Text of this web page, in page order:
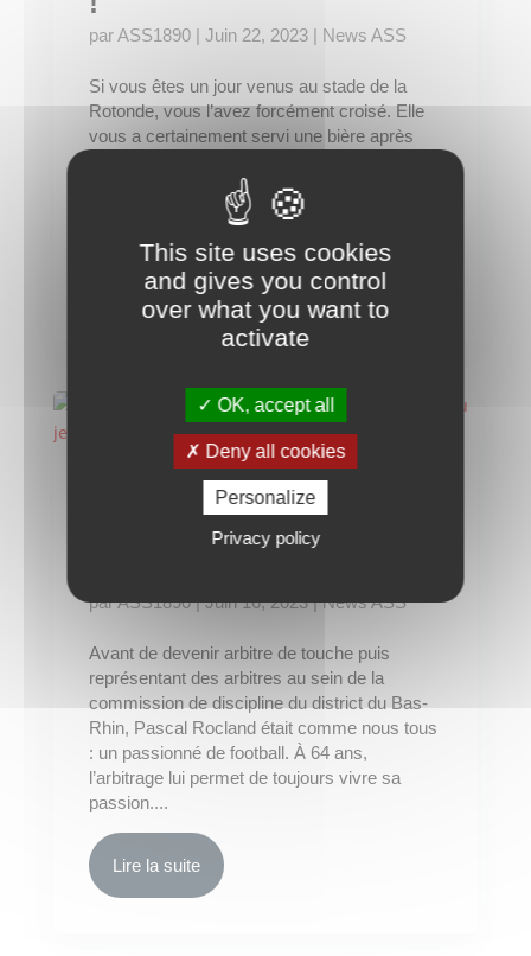
parASS1890| Juin 22, 2023| News ASS
Si vous êtes un jour venus au stade de la
Rotonde, vous l’avez forcément croisé. Elle
vous a certainement servi une bière après
toujours avec le sourire. Après six années de
bons et loyaux services, Katia a décidé de...
Lire la suite
Portrait : Pascal Rocland,
un arbitre au service du
parASS1890|Juin 16, 2023|News ASS
Avant de devenir arbitre de touche puis
représentant des arbitres au sein de la
commission de discipline du district du Bas-
Rhin, Pascal Rocland était comme nous tous
: un passionné de football. À 64 ans,
l’arbitrage lui permet de toujours vivre sa
passion....
Lire la suite
This site uses cookies
and gives you control
over what you want to
activate
OK, accept all
Deny all cookies
Personalize
Privacy policy